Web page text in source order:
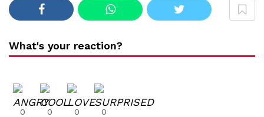
What's your reaction?
0 0 0 0